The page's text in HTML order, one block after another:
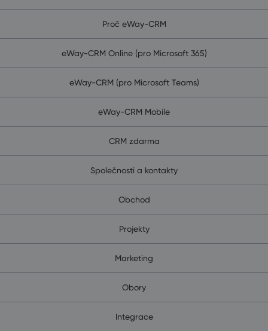
Proč eWay-CRM
eWay-CRM Online (pro Microsoft 365)
eWay-CRM (pro Microsoft Teams)
eWay-CRM Mobile
CRM zdarma
Společnosti a kontakty
Obchod
Projekty
Marketing
Obory
Integrace